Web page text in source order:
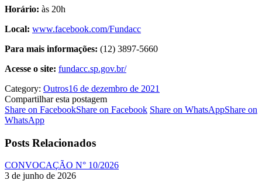
Horário: às 20h
Local: www.facebook.com/Fundacc
Para mais informações: (12) 3897-5660
Acesse o site: fundacc.sp.gov.br/
Category: Outros16 de dezembro de 2021
Compartilhar esta postagem
Share on FacebookShare on Facebook Share on WhatsAppShare on
WhatsApp
Posts Relacionados
CONVOCAÇÃO N° 10/2026
3 de junho de 2026